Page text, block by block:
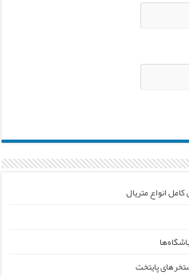
انواع متریال
پایتخت